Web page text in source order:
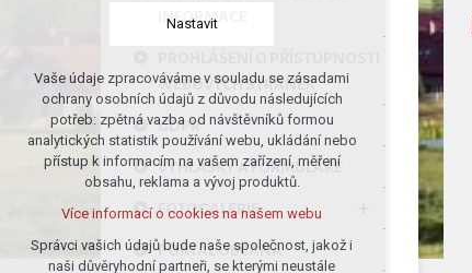
INFORMACE
WEBOVÝCH STRÁNEK
GDPR
VYHLÁŠKY A FORMULÁŘE
FOTOGALERIE
PORTÁL OBČANA
Nastavit
Technická cookies
nutná pro provozování webu
udržení kontextu stránek (session):
případná přihlášení, volby jazyka, apod.
Volitelná cookies
analytická pro anonymizované
vyhodnocení návštěvnosti
marketingová cookies (Google)
Vaše údaje zpracováváme v souladu se zásadami
ochrany osobních údajů z důvodu následujících
potřeb: zpětná vazba od návštěvníků formou
analytických statistik používání webu, ukládání nebo
přístup k informacím na vašem zařízení, měření
obsahu, reklama a vývoj produktů.
Více informací o cookies na našem webu
Správci vašich údajů bude naše společnost, jakož i
naši důvěryhodní partneři, se kterými neustále